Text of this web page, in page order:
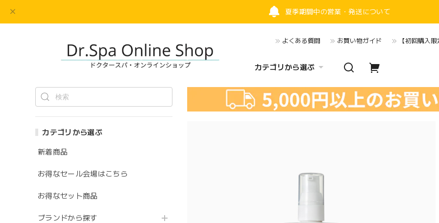
夏季期間中の営業・発送について
よくある質問 お買い物ガイド 【初回購入
カテゴリから選ぶ
カテゴリから選ぶ
新着商品
お得なセール会場はこちら
お得なセット商品
ブランドから探す